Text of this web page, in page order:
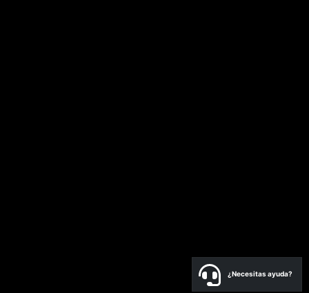
¿Necesitas ayuda?